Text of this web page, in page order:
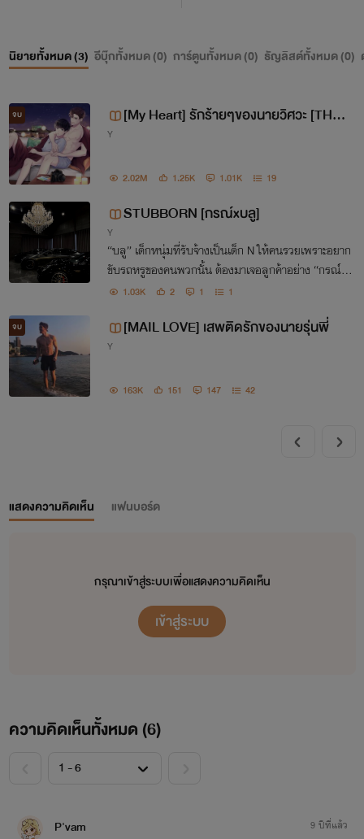
คุณมากๆขอบคุณจริงๆคะ
นิยายทั้งหมด (3) อีบุ๊กทั้งหมด (0) การ์ตูนทั้งหมด (0) ธัญลิสต์ทั้งหมด (0)
จบ
[My Heart] รักร้ายๆของนายวิศวะ [THE E
Y
2.02M 1.25K 1.01K 19
STUBBORN [กรณ์xบลู]
Y
“บลู” เด็กหนุ่มที่รับจ้างเป็นเด็ก N ให้คนรวยเพราะอยาก
ขับรถหรูของคนพวกนั้น ต้องมาเจอลูกค้าอย่าง “กรณ์” เ
รื่องมันจึงไม่จบแค่การขับรถให้นั่ง.......ดันมาจบที่เตียงซ
1.03K 2 1 1
จบ [MAIL​ LOVE​] เสพติด​รัก​ของนาย​รุ่นพี่
Y
163K 151 147 42
แสดงความคิดเห็น แฟนบอร์ด
กรุณาเข้าสู่ระบบเพื่อแสดงความคิดเห็น
เข้าสู่ระบบ
ความคิดเห็นทั้งหมด (6)
P'vam 9 ปีที่แล้ว